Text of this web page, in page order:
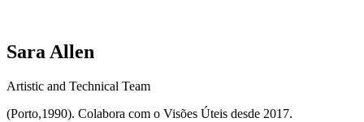
Sara Allen
Artistic and Technical Team
(Porto,1990). Colabora com o Visões Úteis desde 2017.